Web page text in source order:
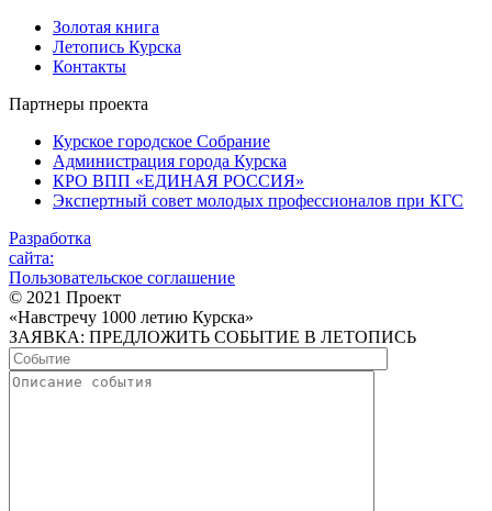
Золотая книга
Летопись Курска
Контакты
Партнеры проекта
Курское городское Собрание
Администрация города Курска
КРО ВПП «ЕДИНАЯ РОССИЯ»
Экспертный совет молодых профессионалов при КГС
Разработка
сайта:
Пользовательское соглашение
© 2021 Проект
«Навстречу 1000 летию Курска»
ЗАЯВКА: ПРЕДЛОЖИТЬ СОБЫТИЕ В ЛЕТОПИСЬ